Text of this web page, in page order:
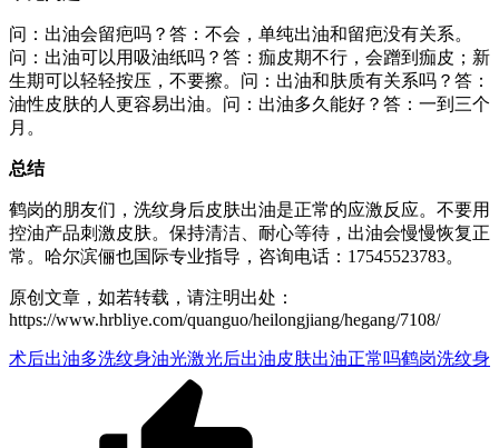
问：出油会留疤吗？答：不会，单纯出油和留疤没有关系。
问：出油可以用吸油纸吗？答：痂皮期不行，会蹭到痂皮；新
生期可以轻轻按压，不要擦。问：出油和肤质有关系吗？答：
油性皮肤的人更容易出油。问：出油多久能好？答：一到三个
月。
总结
鹤岗的朋友们，洗纹身后皮肤出油是正常的应激反应。不要用
控油产品刺激皮肤。保持清洁、耐心等待，出油会慢慢恢复正
常。哈尔滨俪也国际专业指导，咨询电话：17545523783。
原创文章，如若转载，请注明出处：
https://www.hrbliye.com/quanguo/heilongjiang/hegang/7108/
术后出油多洗纹身油光激光后出油皮肤出油正常吗鹤岗洗纹身